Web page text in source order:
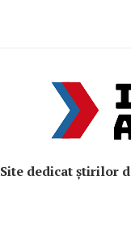
Site dedicat știrilor